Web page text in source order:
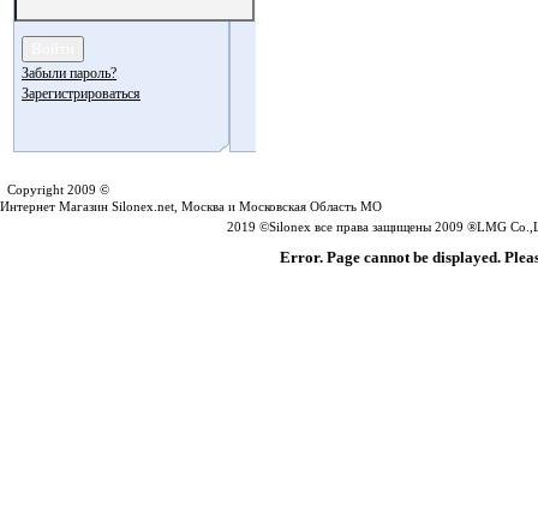
Забыли пароль?
Зарегистрироваться
Copyright 2009 ©
Интернет Магазин Silonex.net, Москва и Московская Область МО
2019 ©Silonex все права защищены 2009 ®LMG
Error. Page cannot be displayed.